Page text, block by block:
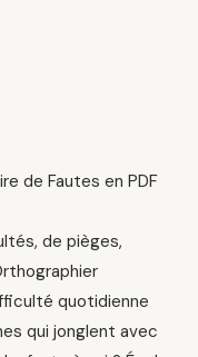
de Fautes en PDF
de pièges,
quotidienne
qui jonglent avec